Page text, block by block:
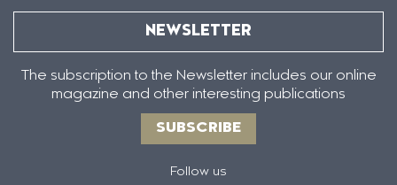
NEWSLETTER
The subscription to the Newsletter includes our online
magazine and other interesting publications
SUBSCRIBE
Follow us